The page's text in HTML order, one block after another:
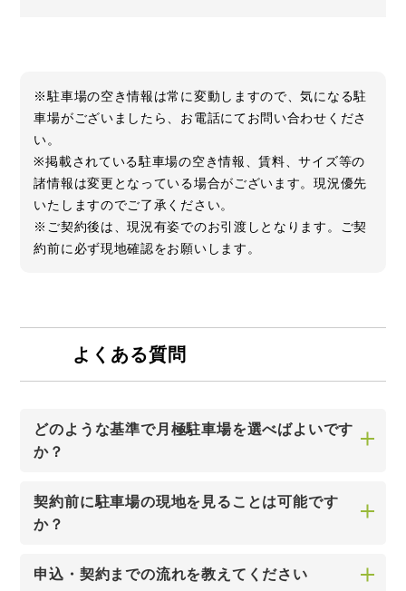
※駐車場の空き情報は常に変動しますので、気になる駐
車場がございましたら、お電話にてお問い合わせくださ
い。
※掲載されている駐車場の空き情報、賃料、サイズ等の
諸情報は変更となっている場合がございます。現況優先
いたしますのでご了承ください。
※ご契約後は、現況有姿でのお引渡しとなります。ご契
約前に必ず現地確認をお願いします。
よくある質問
どのような基準で月極駐車場を選べばよいです
か？
契約前に駐車場の現地を見ることは可能です
か？
申込・契約までの流れを教えてください